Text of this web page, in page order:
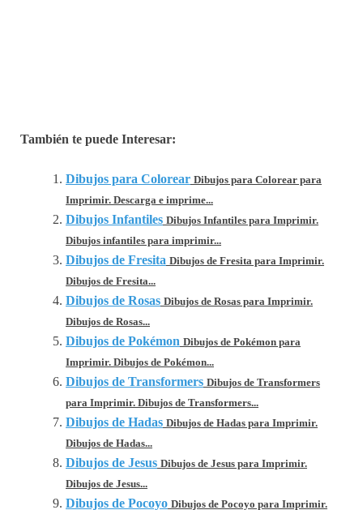
También te puede Interesar:
Dibujos para Colorear Dibujos para Colorear para
Imprimir. Descarga e imprime...
Dibujos Infantiles Dibujos Infantiles para Imprimir.
Dibujos infantiles para imprimir...
Dibujos de Fresita Dibujos de Fresita para Imprimir.
Dibujos de Fresita...
Dibujos de Rosas Dibujos de Rosas para Imprimir.
Dibujos de Rosas...
Dibujos de Pokémon Dibujos de Pokémon para
Imprimir. Dibujos de Pokémon...
Dibujos de Transformers Dibujos de Transformers
para Imprimir. Dibujos de Transformers...
Dibujos de Hadas Dibujos de Hadas para Imprimir.
Dibujos de Hadas...
Dibujos de Jesus Dibujos de Jesus para Imprimir.
Dibujos de Jesus...
Dibujos de Pocoyo Dibujos de Pocoyo para Imprimir.